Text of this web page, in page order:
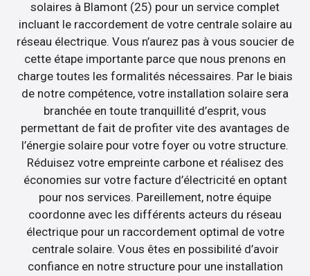
solaires à Blamont (25) pour un service complet
incluant le raccordement de votre centrale solaire au
réseau électrique. Vous n’aurez pas à vous soucier de
cette étape importante parce que nous prenons en
charge toutes les formalités nécessaires. Par le biais
de notre compétence, votre installation solaire sera
branchée en toute tranquillité d’esprit, vous
permettant de fait de profiter vite des avantages de
l’énergie solaire pour votre foyer ou votre structure.
Réduisez votre empreinte carbone et réalisez des
économies sur votre facture d’électricité en optant
pour nos services. Pareillement, notre équipe
coordonne avec les différents acteurs du réseau
électrique pour un raccordement optimal de votre
centrale solaire. Vous êtes en possibilité d’avoir
confiance en notre structure pour une installation